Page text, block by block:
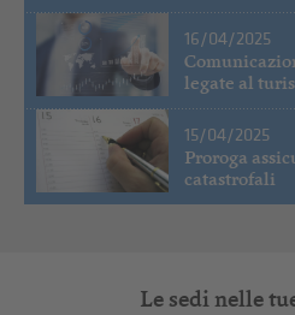
16/04/2025
legate al
15/04/2025
Proroga
catastrofali
Le sedi nelle